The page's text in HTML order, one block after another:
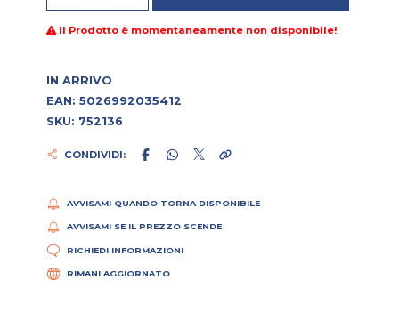
Il Prodotto è momentaneamente non disponibile!
IN ARRIVO
EAN: 5026992035412
SKU: 752136
CONDIVIDI:
AVVISAMI QUANDO TORNA DISPONIBILE
AVVISAMI SE IL PREZZO SCENDE
RICHIEDI INFORMAZIONI
RIMANI AGGIORNATO